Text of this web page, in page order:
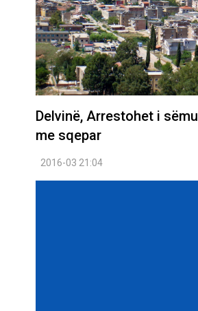
Delvinë, Arrestohet i
me sqepar
2016-03 21:04